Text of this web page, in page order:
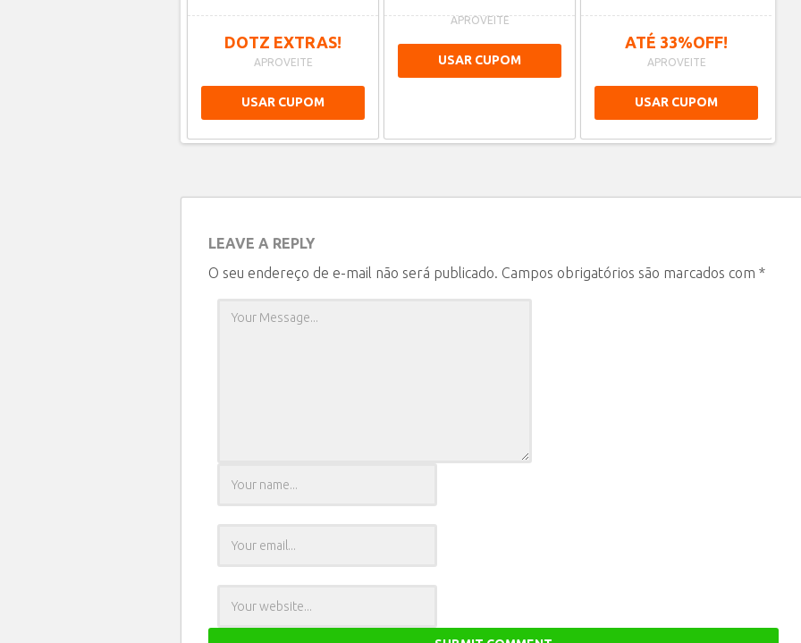
DOTZ EXTRAS!
APROVEITE
USAR CUPOM
APROVEITE
USAR CUPOM
ATÉ 33%OFF!
APROVEITE
USAR CUPOM
LEAVE A REPLY
O seu endereço de e-mail não será publicado. Campos obrigatórios são marcados com *